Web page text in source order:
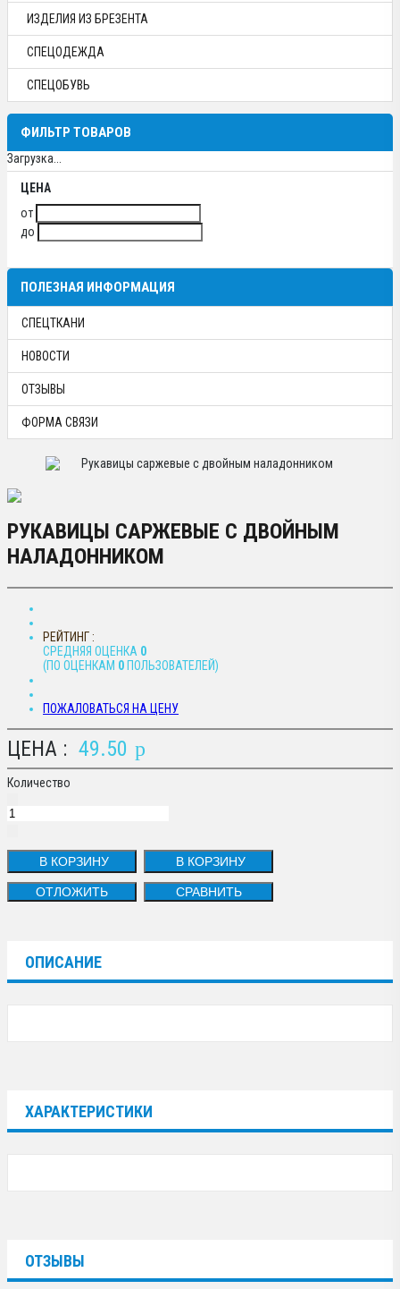
ИЗДЕЛИЯ ИЗ БРЕЗЕНТА
СПЕЦОДЕЖДА
СПЕЦОБУВЬ
ФИЛЬТР ТОВАРОВ
Загрузка...
ЦЕНА
от
до
ПОЛЕЗНАЯ ИНФОРМАЦИЯ
СПЕЦТКАНИ
НОВОСТИ
ОТЗЫВЫ
ФОРМА СВЯЗИ
РУКАВИЦЫ САРЖЕВЫЕ С ДВОЙНЫМ
НАЛАДОННИКОМ
РЕЙТИНГ :
CРЕДНЯЯ ОЦЕНКА 0
(ПО ОЦЕНКАМ 0 ПОЛЬЗОВАТЕЛЕЙ)
ПОЖАЛОВАТЬСЯ НА ЦЕНУ
ЦЕНА : 49.50 p
Количество
В КОРЗИНУ В КОРЗИНУ
ОТЛОЖИТЬ СРАВНИТЬ
ОПИСАНИЕ
ХАРАКТЕРИСТИКИ
ОТЗЫВЫ